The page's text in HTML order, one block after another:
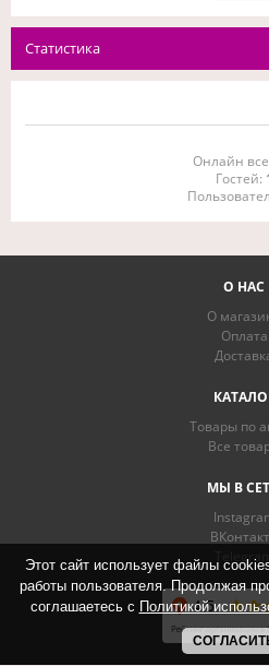
Статистика
Онлайн
Гостей:
О НАС
О
Оплата
Товары по
Все
МЫ В
Telegram
Этот сайт использует файлы
работы пользователя. Продолжая
соглашаетесь с Политикой